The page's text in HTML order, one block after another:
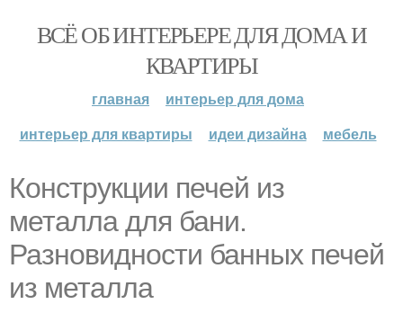
ВСЁ ОБ ИНТЕРЬЕРЕ ДЛЯ ДОМА И
КВАРТИРЫ
главная
интерьер для дома
интерьер для квартиры
идеи дизайна мебель
Конструкции печей из
металла для бани.
Разновидности банных печей
из металла